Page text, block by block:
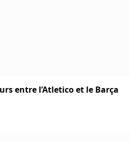
entre l’Atletico et le Barça